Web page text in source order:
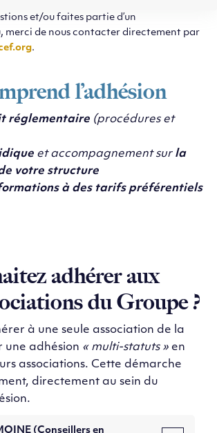
et/ou faites partie d’un
merci de nous contacter directement par
.
l’adhésion
réglementaire (procédures et
et accompagnement sur la
votre structure
à des tarifs préférentiels
adhérer aux
du Groupe ?
à une seule association de la
une adhésion « multi-statuts » en
associations. Cette démarche
directement au sein du
(Conseillers en